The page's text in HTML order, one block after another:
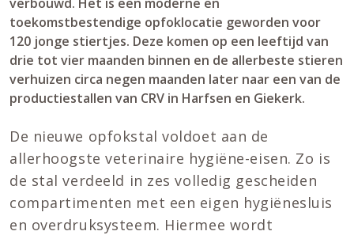
toekomstbestendige opfoklocatie geworden voor
120 jonge stiertjes. Deze komen op een leeftijd van
drie tot vier maanden binnen en de allerbeste stieren
verhuizen circa negen maanden later naar een van de
productiestallen van CRV in Harfsen en Giekerk.
De nieuwe opfokstal voldoet aan de
allerhoogste veterinaire hygiëne-eisen. Zo is
de stal verdeeld in zes volledig gescheiden
compartimenten met een eigen hygiënesluis
en overdruksysteem. Hiermee wordt